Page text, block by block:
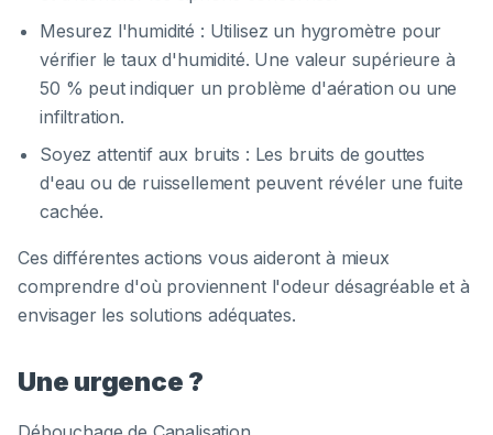
Mesurez l'humidité : Utilisez un hygromètre pour
vérifier le taux d'humidité. Une valeur supérieure à
50 % peut indiquer un problème d'aération ou une
infiltration.
Soyez attentif aux bruits : Les bruits de gouttes
d'eau ou de ruissellement peuvent révéler une fuite
cachée.
Ces différentes actions vous aideront à mieux
comprendre d'où proviennent l'odeur désagréable et à
envisager les solutions adéquates.
Une urgence ?